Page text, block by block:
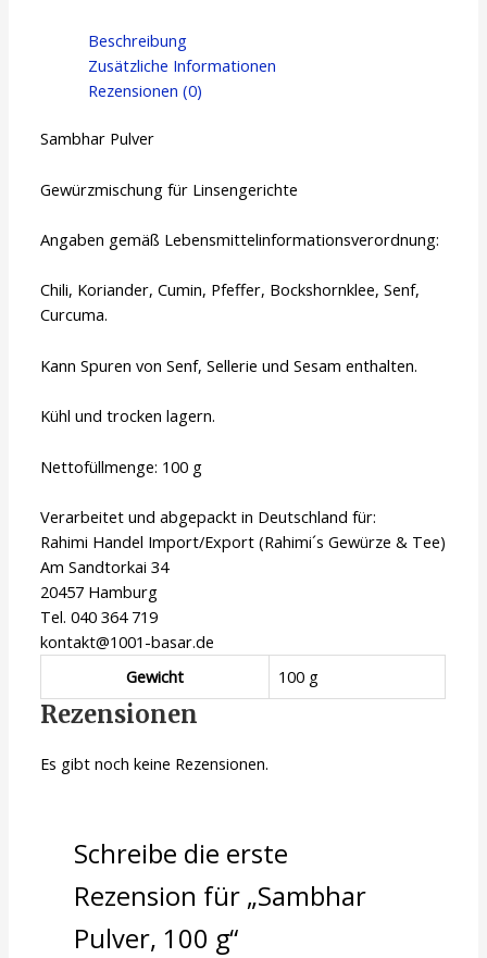
Beschreibung
Zusätzliche Informationen
Rezensionen (0)
Sambhar Pulver
Gewürzmischung für Linsengerichte
Angaben gemäß Lebensmittelinformationsverordnung:
Chili, Koriander, Cumin, Pfeffer, Bockshornklee, Senf,
Curcuma.
Kann Spuren von Senf, Sellerie und Sesam enthalten.
Kühl und trocken lagern.
Nettofüllmenge: 100 g
Verarbeitet und abgepackt in Deutschland für:
Rahimi Handel Import/Export (Rahimi´s Gewürze & Tee)
Am Sandtorkai 34
20457 Hamburg
Tel. 040 364 719
kontakt@1001-basar.de
Gewicht
100 g
Rezensionen
Es gibt noch keine Rezensionen.
Schreibe die erste
Rezension für „Sambhar
Pulver, 100 g“